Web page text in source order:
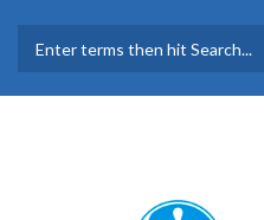
FORMULARIO DE
BÚSQUEDA